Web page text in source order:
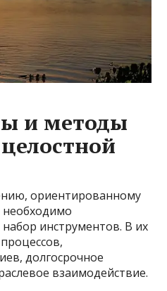
и методы
ориентированному
необходимо
инструментов. В их
долгосрочное
взаимодействие.